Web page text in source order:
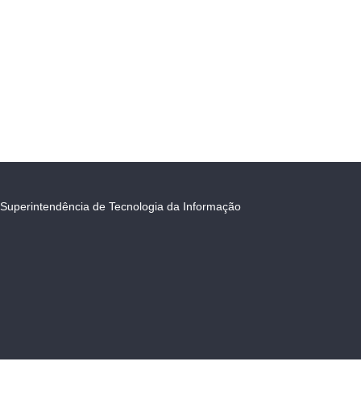
Superintendência de Tecnologia da Informação